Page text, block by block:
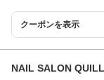
クーポンを表示
NAIL SALON